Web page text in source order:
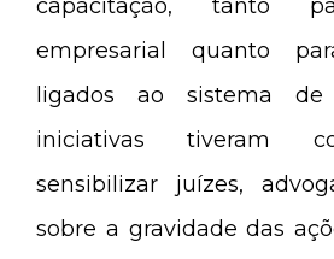
capacitação, tanto
empresarial quanto
ligados ao sistema de
iniciativas tiveram
sensibilizar juízes,
sobre a gravidade das